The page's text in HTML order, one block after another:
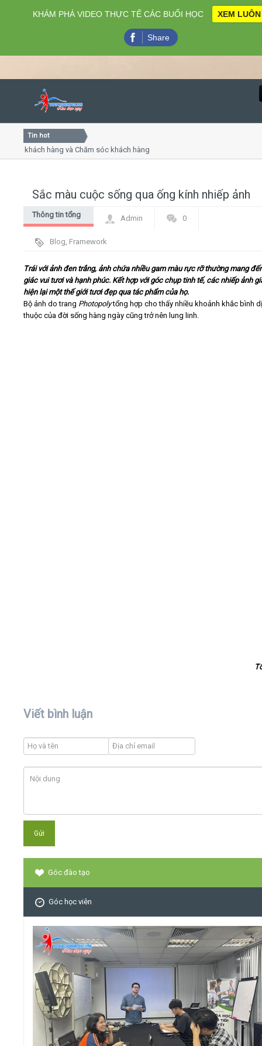
Close
Home
Giới thiệu
Video
Kiến thức
Tin hot
khách hàng và Chăm sóc khách hàng chuyên nghiệp
Sắc màu cuộc sống qua ống kính nhiếp ảnh
Thông tin tổng
Admin 0
Blog, Framework
Trái với ảnh đen trắng, ảnh chứa nhiều gam màu rực rỡ thường mang
giác vui tươi và hạnh phúc. Kết hợp với góc chụp tinh tế, các nhiếp ảnh
hiện lại một thế giới tươi đẹp qua tác phẩm của họ.
Bộ ảnh do trang Photopolytổng hợp cho thấy nhiều khoảnh khắc bình
thuộc của đời sống hàng ngày cũng trở nên lung linh.
Viết bình luận
Góc đào tạo
Góc học viên
KHÁM PHÁ VIDEO THỰC TẾ CÁC BUỔI HỌC XEM LUÔN
Share